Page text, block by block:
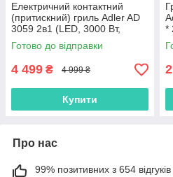
Електричний контактний
(притискний) гриль Adler AD
3059 2в1 (LED, 3000 Вт,
Польща)
Готово до відправки
4 499 ₴ 4 999 ₴
Купити
*
Про нас
99% позитивних з 654 відгуків